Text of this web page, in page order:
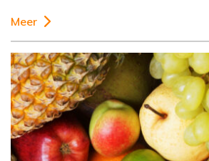
Meer